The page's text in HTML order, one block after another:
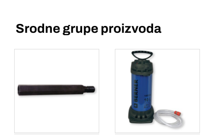
Srodne grupe proizvoda